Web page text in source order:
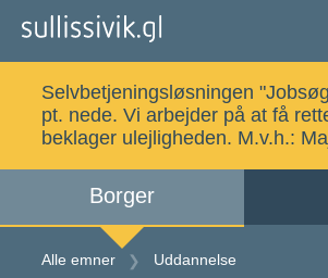
Alle emner
Selvbetjeningsløsningen
pt. nede. Vi arbejder på at få
beklager ulejligheden. M.v.h.:
Borger
Alle emner Uddannelse